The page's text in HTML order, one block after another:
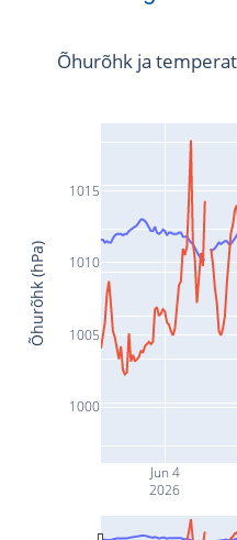
Jun 4
2026
1000
1005
1010
1015
Õhurõhk ja
Õhurõhk (hPa)